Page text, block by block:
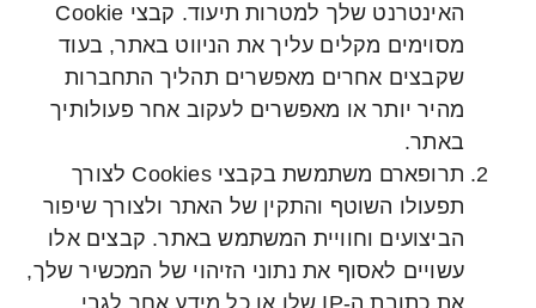
האינטרנט שלך למטרות תיעוד. קבצי Cookie
מסוימים מקלים עליך את הניווט באתר, בעוד
שקבצים אחרים מאפשרים תהליך התחברות
מהיר יותר או מאפשרים לעקוב אחר פעולותיך
באתר.
תרופארם משתמשת בקבצי Cookies לצורך
תפעולו השוטף והתקין של האתר ולצורך שיפור
הביצועים וחוויית המשתמש באתר. קבצים אלו
עשויים לאסוף את נתוני הזיהוי של המכשיר שלך,
את כתובת ה-IP שלו או כל מידע אחר לגבי